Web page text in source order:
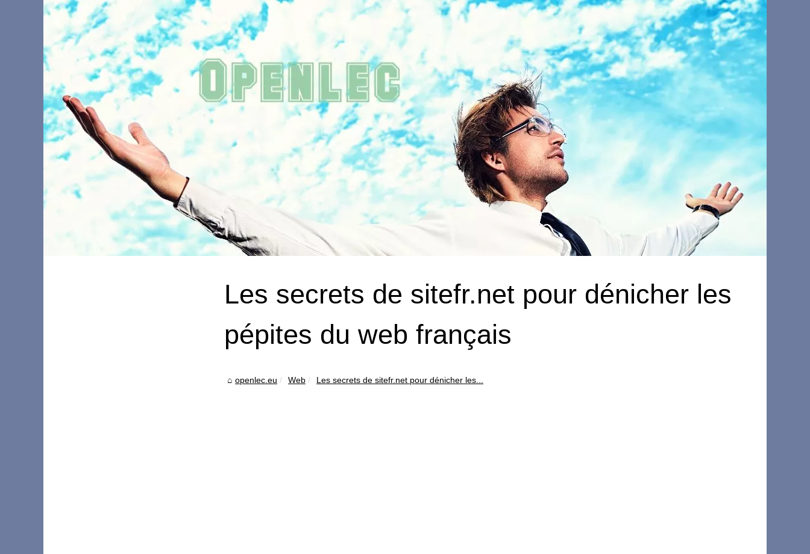
Les secrets de sitefr.net pour dénicher les
pépites du web français
openlec.eu Web Les secrets de sitefr.net pour dénicher les...